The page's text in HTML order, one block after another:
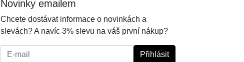
Novinky emailem
Chcete dostávat informace o novinkách a
slevách? A navíc 3% slevu na váš první nákup?
E-mail: Přihlásit